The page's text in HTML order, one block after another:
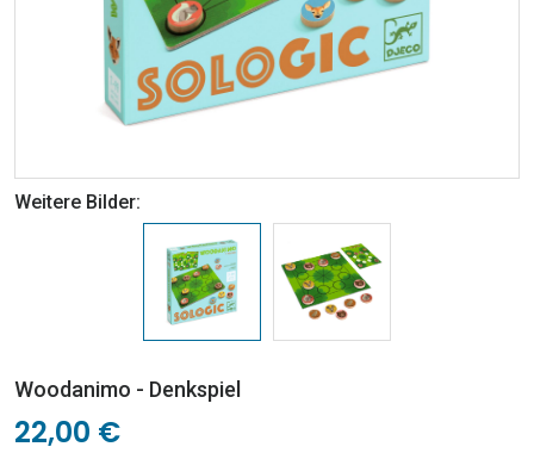
Weitere Bilder:
Woodanimo - Denkspiel
22,00 €